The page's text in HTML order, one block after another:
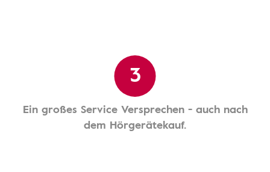
3
Ein großes Service Versprechen - auch nach
dem Hörgerätekauf.